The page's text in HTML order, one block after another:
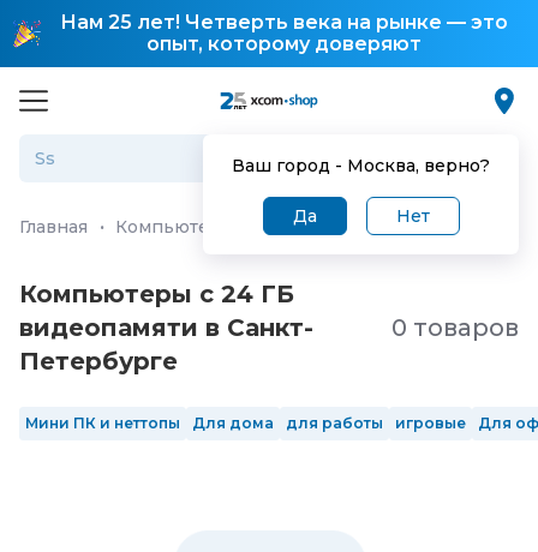
Нам 25 лет! Четверть века на рынке — это
опыт, которому доверяют
Ваш город - Москва, верно?
Да Нет
Главная · Компьютеры и ноутбуки Персональные
Компьютеры с 24 ГБ
видеопамяти в Санкт-
Петербургe
0 товаров
Мини ПК и неттопы Для дома для работы игровые Для